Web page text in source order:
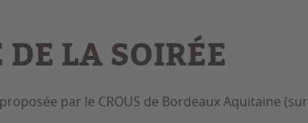
LA SOIRÉE
par le CROUS de Bordeaux Aquitaine (sur